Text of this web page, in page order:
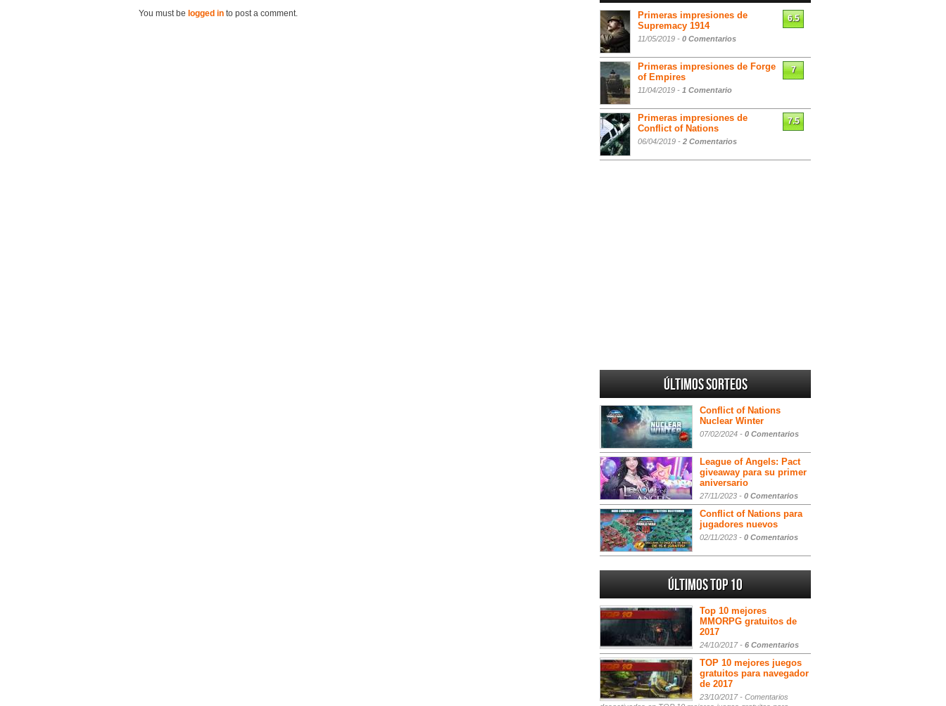
You must be logged in to post a comment.
Primeras impresiones de
Supremacy 1914
11/05/2019 - 0 Comentarios
6.5
Primeras impresiones de Forge
of Empires
11/04/2019 - 1 Comentario
7
Primeras impresiones de
Conflict of Nations
06/04/2019 - 2 Comentarios
7.5
Últimos sorteos
Conflict of Nations
Nuclear Winter
07/02/2024 - 0 Comentarios
League of Angels: Pact
giveaway para su primer
aniversario
27/11/2023 - 0 Comentarios
Conflict of Nations para
jugadores nuevos
02/11/2023 - 0 Comentarios
Últimos Top 10
Top 10 mejores
MMORPG gratuitos de
2017
24/10/2017 - 6 Comentarios
TOP 10 mejores juegos
gratuitos para navegador
de 2017
23/10/2017 - Comentarios